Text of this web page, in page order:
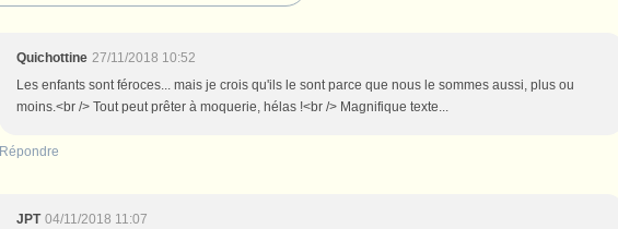
Quichottine 27/11/2018 10:52
Les enfants sont féroces... mais je crois qu'ils le sont parce que nous le sommes aussi, plus ou
moins.<br /> Tout peut prêter à moquerie, hélas !<br /> Magnifique texte...
Répondre
JPT 04/11/2018 11:07